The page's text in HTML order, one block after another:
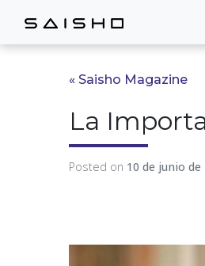
« Saisho Magazine
La
Posted on 10 de junio de